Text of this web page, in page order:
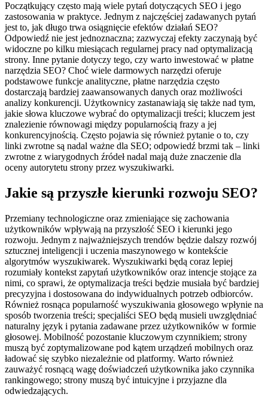
Początkujący często mają wiele pytań dotyczących SEO i jego
zastosowania w praktyce. Jednym z najczęściej zadawanych pytań
jest to, jak długo trwa osiągnięcie efektów działań SEO?
Odpowiedź nie jest jednoznaczna; zazwyczaj efekty zaczynają być
widoczne po kilku miesiącach regularnej pracy nad optymalizacją
strony. Inne pytanie dotyczy tego, czy warto inwestować w płatne
narzędzia SEO? Choć wiele darmowych narzędzi oferuje
podstawowe funkcje analityczne, płatne narzędzia często
dostarczają bardziej zaawansowanych danych oraz możliwości
analizy konkurencji. Użytkownicy zastanawiają się także nad tym,
jakie słowa kluczowe wybrać do optymalizacji treści; kluczem jest
znalezienie równowagi między popularnością frazy a jej
konkurencyjnością. Często pojawia się również pytanie o to, czy
linki zwrotne są nadal ważne dla SEO; odpowiedź brzmi tak – linki
zwrotne z wiarygodnych źródeł nadal mają duże znaczenie dla
oceny autorytetu strony przez wyszukiwarki.
Jakie są przyszłe kierunki rozwoju SEO?
Przemiany technologiczne oraz zmieniające się zachowania
użytkowników wpływają na przyszłość SEO i kierunki jego
rozwoju. Jednym z najważniejszych trendów będzie dalszy rozwój
sztucznej inteligencji i uczenia maszynowego w kontekście
algorytmów wyszukiwarek. Wyszukiwarki będą coraz lepiej
rozumiały kontekst zapytań użytkowników oraz intencje stojące za
nimi, co sprawi, że optymalizacja treści będzie musiała być bardziej
precyzyjna i dostosowana do indywidualnych potrzeb odbiorców.
Również rosnąca popularność wyszukiwania głosowego wpłynie na
sposób tworzenia treści; specjaliści SEO będą musieli uwzględniać
naturalny język i pytania zadawane przez użytkowników w formie
głosowej. Mobilność pozostanie kluczowym czynnikiem; strony
muszą być zoptymalizowane pod kątem urządzeń mobilnych oraz
ładować się szybko niezależnie od platformy. Warto również
zauważyć rosnącą wagę doświadczeń użytkownika jako czynnika
rankingowego; strony muszą być intuicyjne i przyjazne dla
odwiedzających.